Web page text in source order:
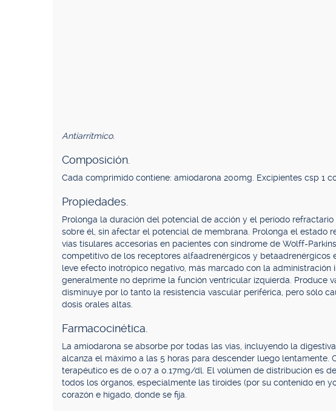
Antiarrítmico.
Composición.
Cada comprimido contiene: amiodarona 200mg. Excipientes csp 1
Propiedades.
Prolonga la duración del potencial de acción y el período
sobre él, sin afectar el potencial de membrana. Prolonga el estado
vías tisulares accesorias en pacientes con síndrome de Wolff-
competitivo de los receptores alfaadrenérgicos y betaadrenérgicos
leve efecto inotrópico negativo, más marcado con la administración
generalmente no deprime la función ventricular izquierda. Produce
disminuye por lo tanto la resistencia vascular periférica, pero sólo
dosis orales altas.
Farmacocinética.
La amiodarona se absorbe por todas las vías, incluyendo la
alcanza el máximo a las 5 horas para descender luego lentamente.
terapéutico es de 0.07 a 0.17mg/dl. El volúmen de distribución es
todos los órganos, especialmente las tiroides (por su contenido en
corazón e hígado, donde se fija.